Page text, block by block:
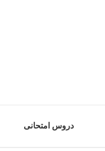
دروس امتحانی